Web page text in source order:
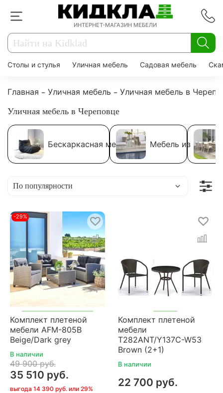
ИНТЕРНЕТ-МАГАЗИН МЕБЕЛИ
Столы и стулья Уличная мебель Садовая мебель
Главная Уличная мебель
Уличная мебель в
Уличная мебель в Череповце
Бескаркасная мебель Мебель из
-29%
Комплект плетеной
мебели AFM-805B
Beige/Dark grey
В наличии
49 900 руб.
35 510 руб.
выгода 14 390 руб. или 29%
Комплект плетеной
мебели
T282ANT/Y137C-W53
Brown (2+1)
В наличии
22 700 руб.